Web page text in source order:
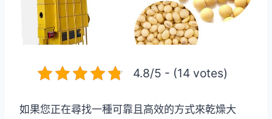
4.8/5 - (14 votes)
如果您正在尋找一種可靠且高效的方式來乾燥大